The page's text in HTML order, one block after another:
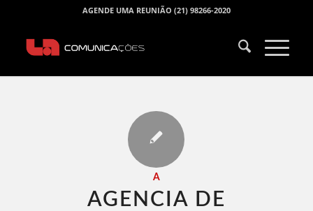
AGENDE UMA REUNIÃO (21) 98266-2020
A
AGENCIA DE